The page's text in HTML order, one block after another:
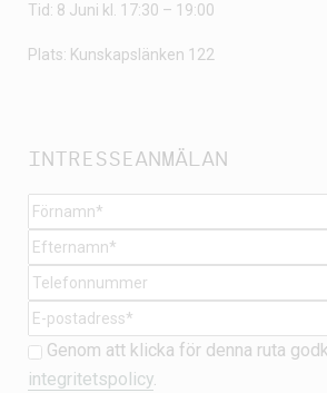
Tid: 8 Juni kl. 17:30 – 19:00
Plats: Kunskapslänken 122
INTRESSEANMÄLAN
Genom att klicka för denna ruta
integritetspolicy.